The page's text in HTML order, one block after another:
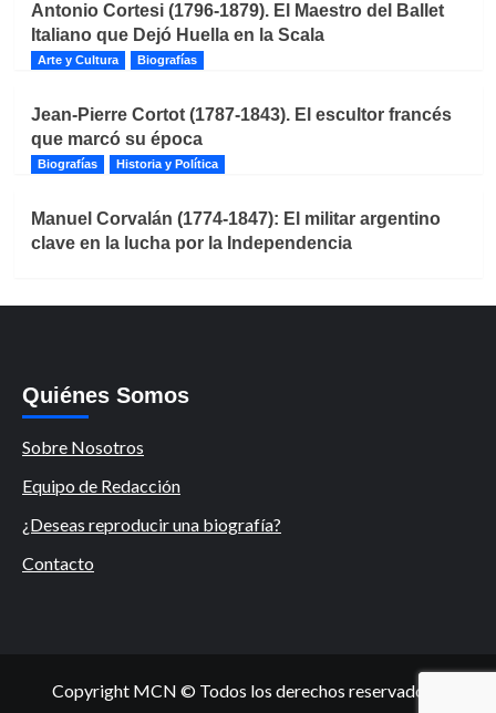
Antonio Cortesi (1796-1879). El Maestro del Ballet
Italiano que Dejó Huella en la Scala
Arte y Cultura Biografías
Jean-Pierre Cortot (1787-1843). El escultor francés
que marcó su época
Biografías Historia y Política
Manuel Corvalán (1774-1847): El militar argentino
clave en la lucha por la Independencia
Quiénes Somos
Sobre Nosotros
Equipo de Redacción
¿Deseas reproducir una biografía?
Contacto
Copyright MCN © Todos los derechos reservados.